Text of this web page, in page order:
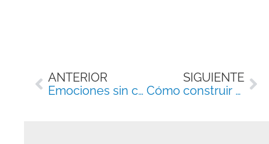
AntANTERIOR
Emociones sin control: mente y cuerpo en riesgo
SIGUIENTE
Cómo construir una relación sana con tu reflejo (con herramientas de PNL)